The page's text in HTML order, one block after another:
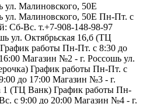
ул. Малиновского, 50Е
ул. Малиновского, 50Е Пн-Пт. с
Сб-Вс. т.+7-908-148-98-97
ул. Октябрьская 16,б (ТЦ
работы Пн-Пт. с 8:30 до
Магазин №2 - г. Россошь ул.
График работы Пн-Пт. с
до 17:00 Магазин №3 - г.
1 (ТЦ Ванк) График работы Пн-
с 9:00 до 20:00 Магазин №4 - г.